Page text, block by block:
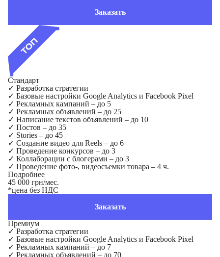
Заказать
Стандарт
✓ Разработка стратегии
✓ Базовые настройки Google Analytics и Facebook Pixel
✓ Рекламных кампаний – до 5
✓ Рекламных объявлений – до 25
✓ Написание текстов объявлений – до 10
✓ Постов – до 35
✓ Stories – до 45
✓ Создание видео для Reels – до 6
✓ Проведение конкурсов – до 3
✓ Коллаборации с блогерами – до 3
✓ Проведение фото-, видеосъемки товара – 4 ч.
Подробнее
45 000 грн/мес.
*цена без НДС
Заказать
Премиум
✓ Разработка стратегии
✓ Базовые настройки Google Analytics и Facebook Pixel
✓ Рекламных кампаний – до 7
✓ Рекламных объявлений – до 70